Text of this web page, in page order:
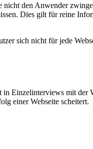
den Anwender
Dies gilt für reine
sich nicht für jede
Einzelinterviews mit der
einer Webseite scheitert.